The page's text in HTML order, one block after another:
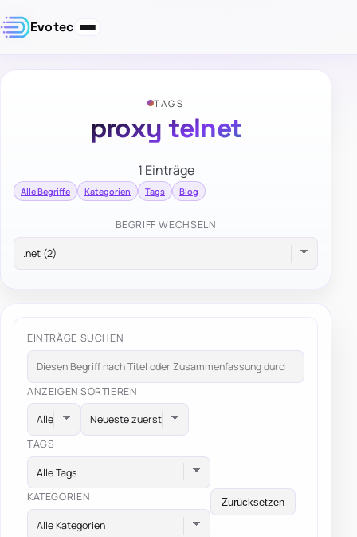
Evotec
TAGS
proxy telnet
1 Einträge
Alle Begriffe Kategorien Tags Blog
BEGRIFF WECHSELN
EINTRÄGE SUCHEN
ANZEIGEN SORTIEREN
TAGS
Alle Tags
KATEGORIEN
Alle Kategorien
Zurücksetzen